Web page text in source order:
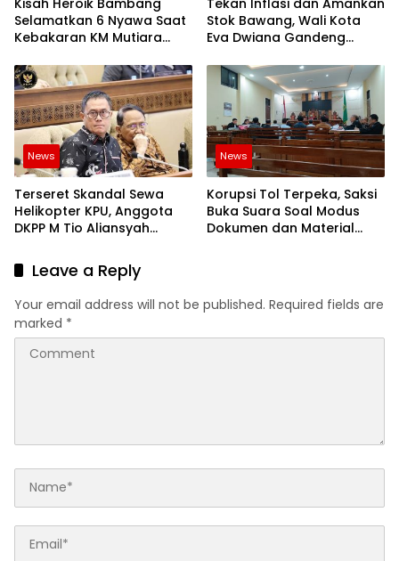
Kisah Heroik Bambang
Selamatkan 6 Nyawa Saat
Kebakaran KM Mutiara
Tekan Inflasi dan Amankan
Stok Bawang, Wali Kota
Eva Dwiana Gandeng
News
Terseret Skandal Sewa
Helikopter KPU, Anggota
DKPP M Tio Aliansyah
Keras dan Pembekuan
Tugas
News
Korupsi Tol Terpeka, Saksi
Buka Suara Soal Modus
Dokumen dan Material
Leave a Reply
Your email address will not be published. Required fields are
marked *